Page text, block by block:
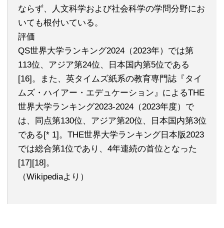
ならず、人文科学および社会科学の学問分野にお
いても根付いている。
評価
QS世界大学ランキング2024（2023年）では第
113位、アジア第24位、日本国内第5位である
[16]。また、英タイムズ紙系の教育専門誌『タイ
ムズ・ハイアー・エデュケーション』によるTHE
世界大学ランキング2023-2024（2023年度）で
は、同点第130位、アジア第20位、日本国内第3位
である[* 1]。THE世界大学ランキング日本版2023
では総合第1位であり、4年連続の首位となった
[17][18]。
（Wikipediaより）